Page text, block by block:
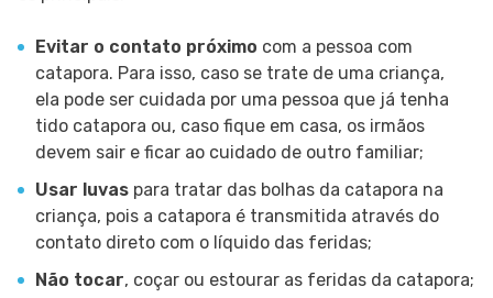
Evitar o contato próximo com a pessoa com
catapora. Para isso, caso se trate de uma criança,
ela pode ser cuidada por uma pessoa que já tenha
tido catapora ou, caso fique em casa, os irmãos
devem sair e ficar ao cuidado de outro familiar;
Usar luvas para tratar das bolhas da catapora na
criança, pois a catapora é transmitida através do
contato direto com o líquido das feridas;
Não tocar, coçar ou estourar as feridas da catapora;